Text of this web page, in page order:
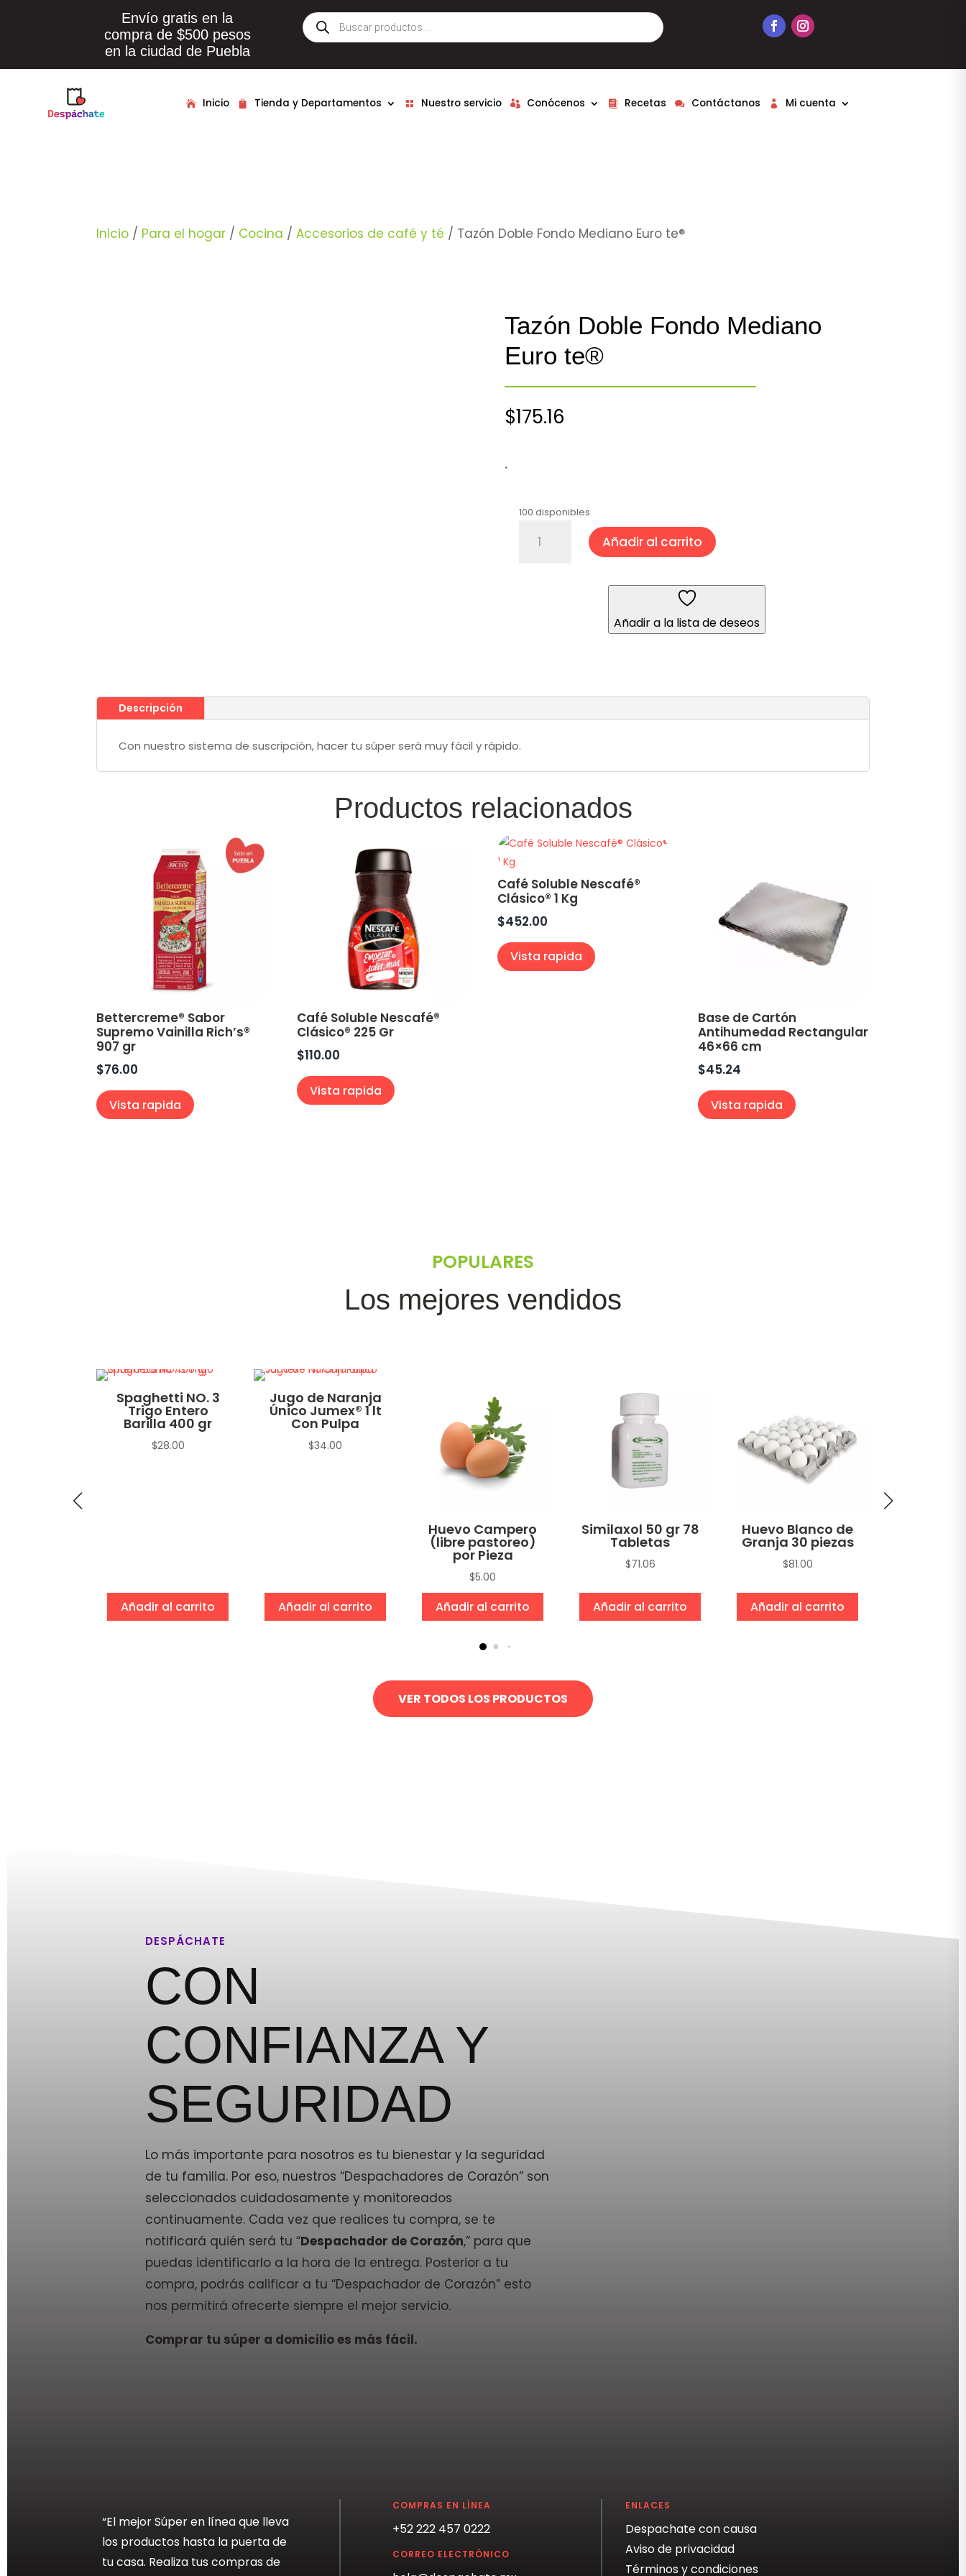
Envío gratis en la
compra de $500 pesos
en la ciudad de Puebla
Búsqueda
de
productos
Inicio Tienda y Departamentos Nuestro servicio Conócenos Recetas Contáctanos Mi cuenta
Inicio / Para el hogar / Cocina /Accesorios de café y té / Tazón Doble Fondo Mediano Euro te®
Tazón Doble Fondo Mediano
Euro te®
$175.16
.
100 disponibles
Doble
Añadir al carrito
Añadir a la lista de deseos
Descripción
Con nuestro sistema de suscripción, hacer tu súper será muy fácil y rápido.
Productos relacionados
Bettercreme® Sabor
Supremo Vainilla Rich’s®
907 gr
$76.00
Vista rapida
Café Soluble Nescafé®
Clásico® 225 Gr
$110.00
Vista rapida
Café Soluble Nescafé®
Clásico® 1 Kg
$452.00
Vista rapida
Base de Cartón
Antihumedad Rectangular
46×66 cm
$45.24
Vista rapida
POPULARES
Los mejores vendidos
Spaghetti NO. 3
Trigo Entero
Barilla 400 gr
$28.00
Añadir al carrito
Jugo de Naranja
Único Jumex® 1 lt
Con Pulpa
$34.00
Añadir al carrito
Huevo Campero
(libre pastoreo)
por Pieza
$5.00
Añadir al carrito
Similaxol 50 gr 78
Tabletas
$71.06
Añadir al carrito
Huevo Blanco de
Granja 30 piezas
$81.00
Añadir al carrito
VER TODOS LOS PRODUCTOS
DESPÁCHATE
CON
CONFIANZA Y
SEGURIDAD
Lo más importante para nosotros es tu bienestar y la seguridad
de tu familia. Por eso, nuestros “Despachadores de Corazón” son
seleccionados cuidadosamente y monitoreados
continuamente. Cada vez que realices tu compra, se te
notificará quién será tu “Despachador de Corazón,” para que
puedas identificarlo a la hora de la entrega. Posterior a tu
compra, podrás calificar a tu “Despachador de Corazón” esto
nos permitirá ofrecerte siempre el mejor servicio.
Comprar tu súper a domicilio es más fácil.
“El mejor Súper en línea que lleva
los productos hasta la puerta de
tu casa. Realiza tus compras de
COMPRAS EN LÍNEA
+52 222 457 0222
CORREO ELECTRÓNICO
ENLACES
Despachate con causa
Aviso de privacidad
Términos y condiciones